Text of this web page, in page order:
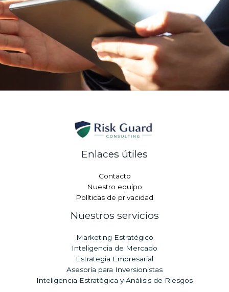
Enlaces útiles
Contacto
Nuestro equipo
Políticas de privacidad
Nuestros servicios
Marketing Estratégico
Inteligencia de Mercado
Estrategia Empresarial
Asesoría para Inversionistas
Inteligencia Estratégica y Análisis de Riesgos